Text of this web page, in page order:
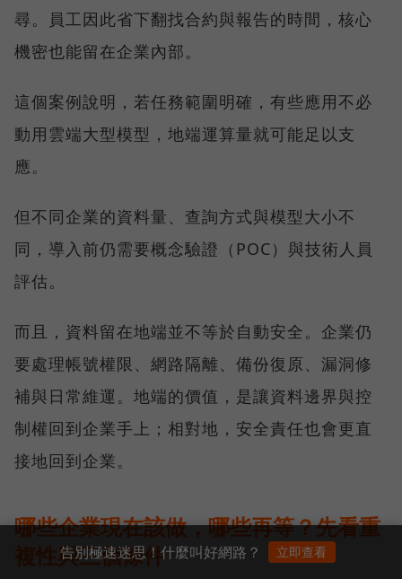
尋。員工因此省下翻找合約與報告的時間，核心
機密也能留在企業內部。
這個案例說明，若任務範圍明確，有些應用不必
動用雲端大型模型，地端運算量就可能足以支
應。
但不同企業的資料量、查詢方式與模型大小不
同，導入前仍需要概念驗證（POC）與技術人員
評估。
而且，資料留在地端並不等於自動安全。企業仍
要處理帳號權限、網路隔離、備份復原、漏洞修
補與日常維運。地端的價值，是讓資料邊界與控
制權回到企業手上；相對地，安全責任也會更直
接地回到企業。
哪些企業現在該做，哪些再等？先看重
複性與三個條件
告別極速迷思！什麼叫好網路？ 立即查看